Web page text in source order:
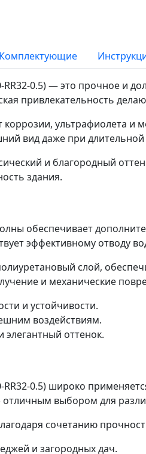
Комплектующие
RR32-0.5) — это прочное и
привлекательность
ультрафиолета
вид даже при длительной
и благородный
здания.
обеспечивает
эффективному отводу
слой,
и механические
и устойчивости.
воздействиям.
оттенок.
RR32-0.5) широко
отличным выбором для
сочетанию
и загородных дач.